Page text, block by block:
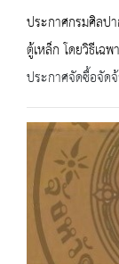
ประกาศกรมศิลป
ตู้เหล็ก โดยวิธีเฉพ
ประกาศจัดซื้อจัด